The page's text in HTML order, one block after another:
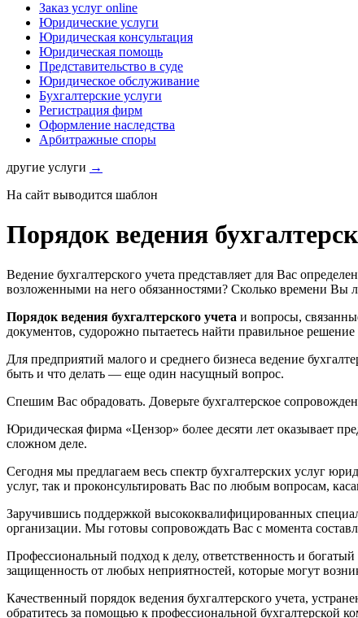
Заказ услуг online
Юридические услуги
Юридическая консультация
Юридическая помощь
Представительство в суде
Юридическое обслуживание
Бухгалтерские услуги
Регистрация фирм
Оформление наследства
Арбитражные споры
другие услуги →
На сайт выводится шаблон
Порядок ведения
Ведение бухгалтерского учета представляет для Вас
возложенными на него обязанностями? Сколько времени Вы
Порядок ведения бухгалтерского учета и вопросы,
документов, судорожно пытаетесь найти правильное
Для предприятий малого и среднего бизнеса ведение
быть и что делать — еще один насущный вопрос.
Спешим Вас обрадовать. Доверьте бухгалтерское
Юридическая фирма «Цензор» более десяти лет оказывает
сложном деле.
Сегодня мы предлагаем весь спектр бухгалтерских услуг
услуг, так и проконсультировать Вас по любым вопросам,
Заручившись поддержкой высококвалифицированных
организации. Мы готовы сопровождать Вас с момента
Профессиональный подход к делу, ответственность и
защищенность от любых неприятностей, которые могут
Качественный порядок ведения бухгалтерского учета,
обратитесь за помощью к профессиональной бухгалтерской